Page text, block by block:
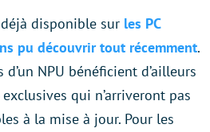
disponible sur les PC
pu découvrir tout récemment.
NPU bénéficient d’ailleurs
qui n’arriveront pas
à la mise à jour. Pour les